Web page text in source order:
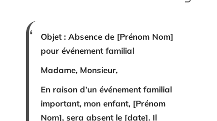
Objet : Absence de [Prénom Nom]
pour événement familial
Madame, Monsieur,
En raison d’un événement familial
important, mon enfant, [Prénom
Nom], sera absent le [date]. Il